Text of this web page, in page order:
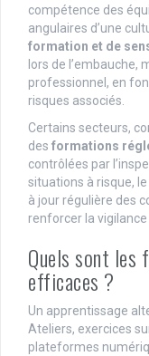
compétence des
angulaires d’une
formation et de
lors de l’embauche,
professionnel, en
risques associés.
Certains secteurs,
des formations
contrôlées par
situations à risque,
à jour régulière des
renforcer la vigilance
Quels sont les
efficaces ?
Un apprentissage
Ateliers, exercices
plateformes